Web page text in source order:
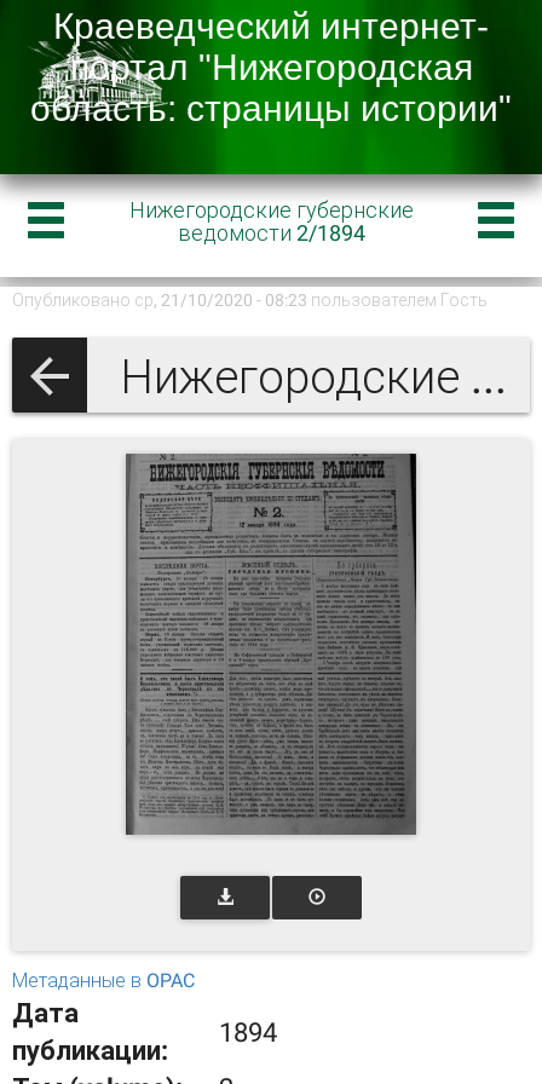
Нижегородские губернские
ведомости 2/1894
Опубликовано ср, 21/10/2020 - 08:23 пользователем Гость
Нижегородские губернские ведомости 1894
Метаданные в OPAC
Дата
публикации:
1894